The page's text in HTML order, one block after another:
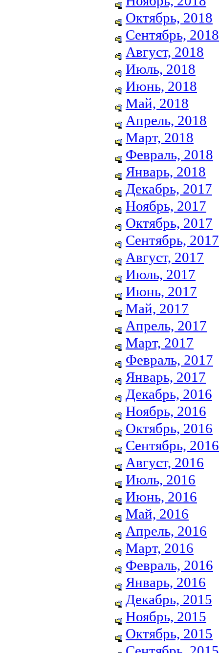
Октябрь, 2018
Сентябрь, 2018
Август, 2018
Июль, 2018
Июнь, 2018
Май, 2018
Апрель, 2018
Март, 2018
Февраль, 2018
Январь, 2018
Декабрь, 2017
Ноябрь, 2017
Октябрь, 2017
Сентябрь, 2017
Август, 2017
Июль, 2017
Июнь, 2017
Май, 2017
Апрель, 2017
Март, 2017
Февраль, 2017
Январь, 2017
Декабрь, 2016
Ноябрь, 2016
Октябрь, 2016
Сентябрь, 2016
Август, 2016
Июль, 2016
Июнь, 2016
Май, 2016
Апрель, 2016
Март, 2016
Февраль, 2016
Январь, 2016
Декабрь, 2015
Ноябрь, 2015
Октябрь, 2015